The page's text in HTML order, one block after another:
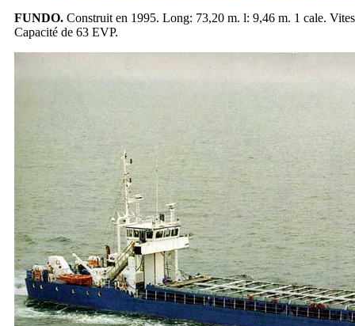
FUNDO. Construit en 1995. Long: 73,20 m. l: 9,46 m. 1 cale.
Capacité de 63 EVP.